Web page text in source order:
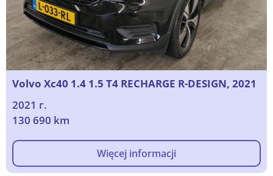
Volvo Xc40 1.4 1.5 T4 RECHARGE R-DESIGN, 2021
2021 г.
130 690 km
Więcej informacji